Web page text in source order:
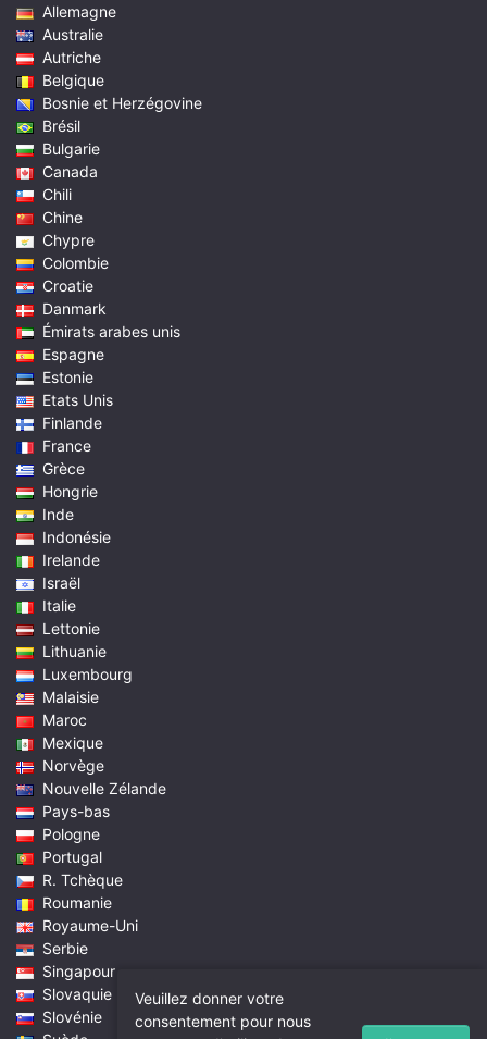
Allemagne
Australie
Autriche
Belgique
Bosnie et Herzégovine
Brésil
Bulgarie
Canada
Chili
Chine
Chypre
Colombie
Croatie
Danmark
Émirats arabes unis
Espagne
Estonie
Etats Unis
Finlande
France
Grèce
Hongrie
Inde
Indonésie
Irelande
Israël
Italie
Lettonie
Lithuanie
Luxembourg
Malaisie
Maroc
Mexique
Norvège
Nouvelle Zélande
Pays-bas
Pologne
Portugal
R. Tchèque
Roumanie
Royaume-Uni
Serbie
Singapour
Slovaquie
Slovénie
Veuillez donner votre
consentement pour nous